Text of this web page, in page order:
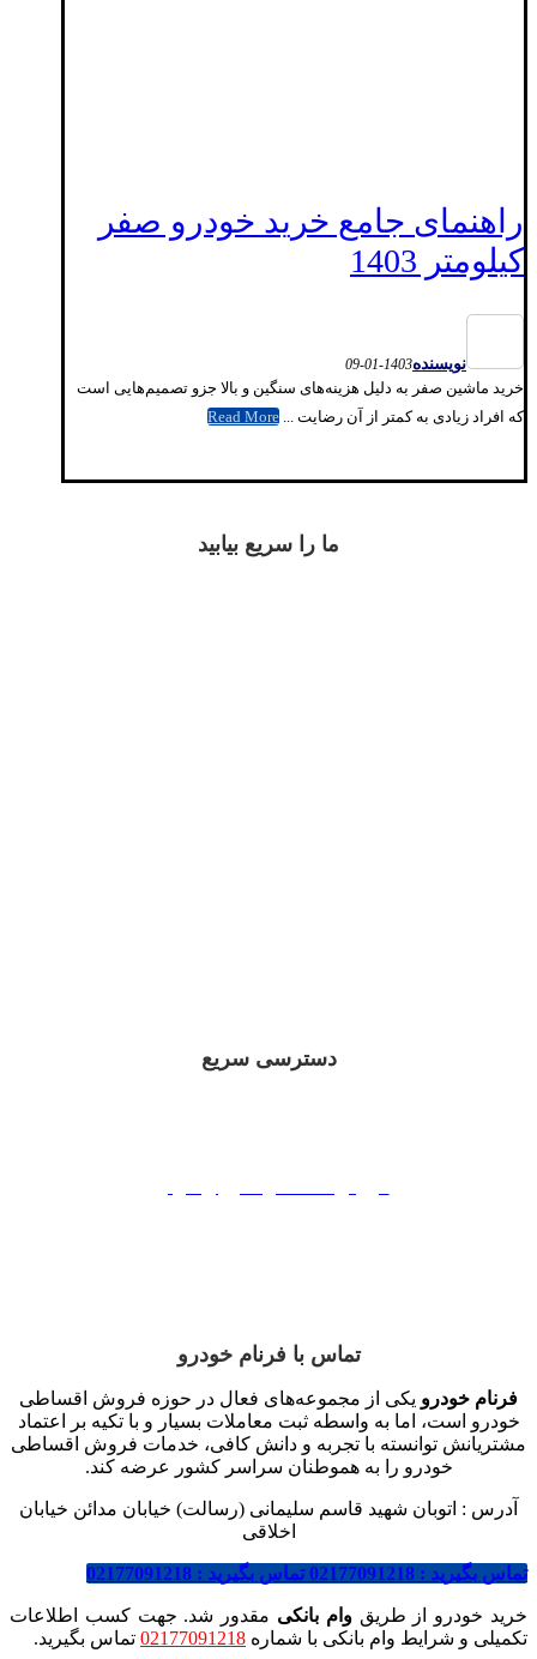
راهنمای جامع خرید خودرو صفر
کیلومتر 1403
نویسنده1403-01-09
خرید ماشین صفر به دلیل هزینه‌های سنگین و بالا جزو تصمیم‌هایی است
که افراد زیادی به کمتر از آن رضایت ... Read More
ما را سریع بیابید
دسترسی سریع
تماس با فرنام خودرو
فرنام خودرو یکی از مجموعه‌های فعال در حوزه فروش اقساطی
خودرو است، اما به واسطه ثبت معاملات بسیار و با تکیه بر اعتماد
مشتریانش توانسته با تجربه و دانش کافی، خدمات فروش اقساطی
خودرو را به هموطنان سراسر کشور عرضه کند.
آدرس : اتوبان شهید قاسم سلیمانی (رسالت) خیابان مدائن خیابان
اخلاقی
تماس بگیرید : 02177091218 تماس بگیرید : 02177091218
خرید خودرو از طریقوام بانکی مقدور شد. جهت کسب اطلاعات
تکمیلی و شرایط وام بانکی با شماره 02177091218 تماس بگیرید.